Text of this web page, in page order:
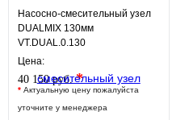
Насосно-смесительный узел
DUALMIX 130мм
VT.DUAL.0.130
Цена:
40 150 руб.*
* Актуальную цену пожалуйста
уточните у менеджера